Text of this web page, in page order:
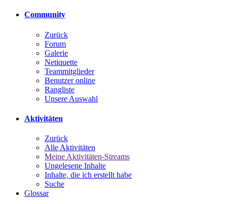
Community
Zurück
Forum
Galerie
Netiquette
Teammitglieder
Benutzer online
Rangliste
Unsere Auswahl
Aktivitäten
Zurück
Alle Aktivitäten
Meine Aktivitäten-Streams
Ungelesene Inhalte
Inhalte, die ich erstellt habe
Suche
Glossar